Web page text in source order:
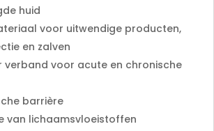
huid
voor uitwendige producten,
en zalven
verband voor acute en chronische
barrière
van lichaamsvloeistoffen